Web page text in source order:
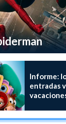
Informe:
entradas